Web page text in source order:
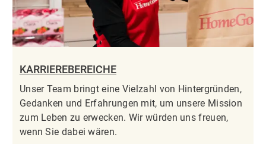
KARRIEREBEREICHE
Unser Team bringt eine Vielzahl von Hintergründen,
Gedanken und Erfahrungen mit, um unsere Mission
zum Leben zu erwecken. Wir würden uns freuen,
wenn Sie dabei wären.